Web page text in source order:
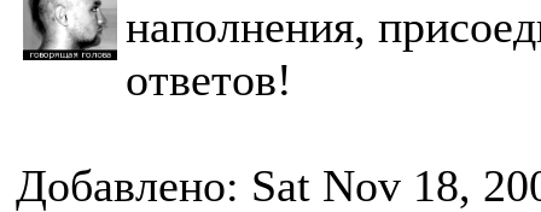
наполнения,
ответов!
Добавлено: Sat Nov 18,